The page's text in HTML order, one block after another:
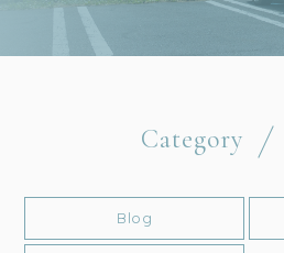
Category
Blog